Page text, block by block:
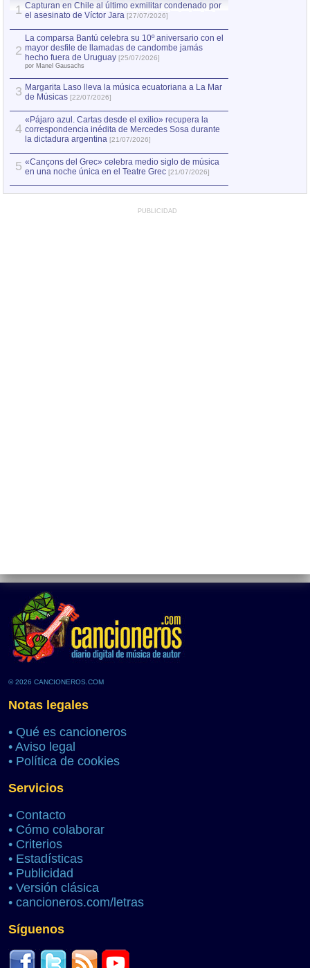
1 Capturan en Chile al último exmilitar condenado por
el asesinato de Víctor Jara [27/07/2026]
2
La comparsa Bantú celebra su 10º aniversario con el
mayor desfile de llamadas de candombe jamás
hecho fuera de Uruguay [25/07/2026]
por Manel Gausachs
3 Margarita Laso lleva la música ecuatoriana a La Mar
de Músicas [22/07/2026]
4
«Pájaro azul. Cartas desde el exilio» recupera la
correspondencia inédita de Mercedes Sosa durante
la dictadura argentina [21/07/2026]
5 «Cançons del Grec» celebra medio siglo de música
en una noche única en el Teatre Grec [21/07/2026]
PUBLICIDAD
© 2026 CANCIONEROS.COM
Notas legales
• Qué es cancioneros
• Aviso legal
• Política de cookies
Servicios
• Contacto
• Cómo colaborar
• Criterios
• Estadísticas
• Publicidad
• Versión clásica
• cancioneros.com/letras
Síguenos